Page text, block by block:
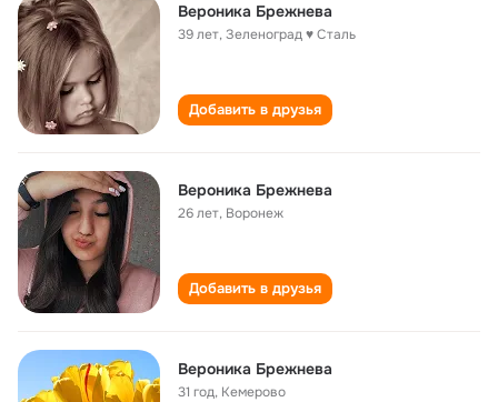
Вероника Брежнева
39 лет,Зеленоград ♥ Сталь
Добавить в друзья
Вероника Брежнева
26 лет, Воронеж
Добавить в друзья
Вероника Брежнева
31 год, Кемерово